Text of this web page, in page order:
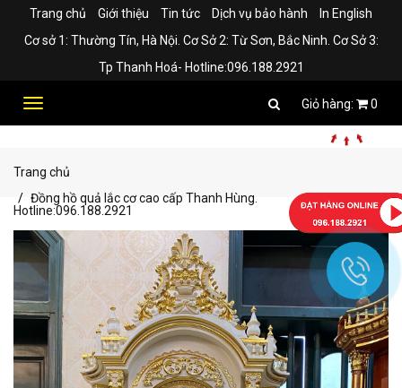
Trang chủ Giới thiệu Tin tức Dịch vụ bảo hành
In English
Cơ sở 1: Thường Tín, Hà Nội. Cơ Sở 2: Từ Sơn, Bắc Ninh. Cơ Sở 3:
Tp Thanh Hoá- Hotline:096.188.2921
Toggle
0
Trang chủ
Đồng hồ quả lắc cơ cao cấp Thanh Hùng.
Hotline:096.188.2921